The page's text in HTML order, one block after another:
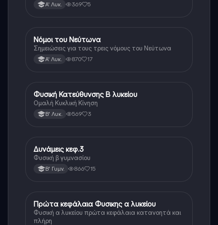
παραστάσεις στην ΕΟΚ
Α' Λυκ. 369 5
Φυσική
Νόμοι του Νεύτωνα
Σημειώσεις για τους τρεις νόμους του Νεύτωνα
Α' Λυκ. 870 17
Φυσική (Θετ.)
Φυσική Κατεύθυνσης Β λυκείου
Ομαλή Κυκλική Κίνηση
Β' Λυκ. 569 3
Φυσική
Δυνάμεις κεφ.3
Φυσική β γυμνασίου
Β' Γυμν. 866 15
Φυσική
Πρώτα κεφάλαια Φυσικης α λυκείου
Φυσική α λυκείου πρώτα κεφάλαια κατανοητά και
πλήρη